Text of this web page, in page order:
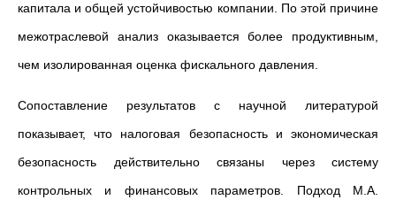
капитала и общей устойчивостью компании. По этой причине
межотраслевой анализ оказывается более продуктивным,
чем изолированная оценка фискального давления.
Сопоставление результатов с научной литературой
показывает, что налоговая безопасность и экономическая
безопасность действительно связаны через систему
контрольных и финансовых параметров. Подход М.А.